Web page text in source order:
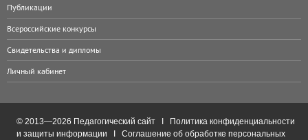
Публикации
Всероссийские конкурсы
Свидетельства и дипломы
Личный кабинет
© 2013—2026 Педагогический сайт I
Политика конфиденциальности
и защиты информации
Соглашение об обработке персональных